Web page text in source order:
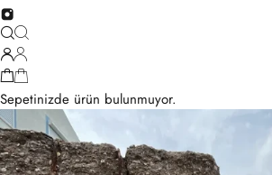
Sepetinizde ürün bulunmuyor.